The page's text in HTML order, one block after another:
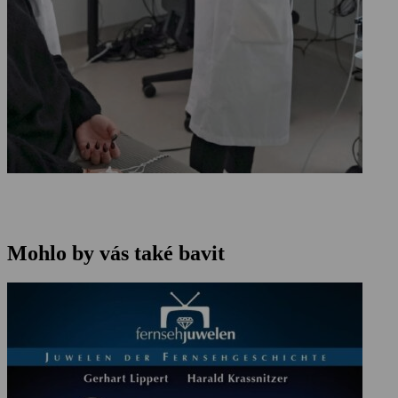
Mohlo by vás také bavit